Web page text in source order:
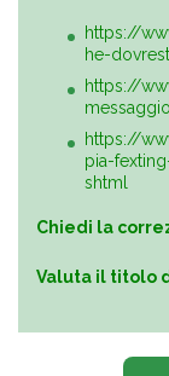
https://
he-
https://
messaggio
https://
pia-
shtml
Chiedi la
Valuta il titolo